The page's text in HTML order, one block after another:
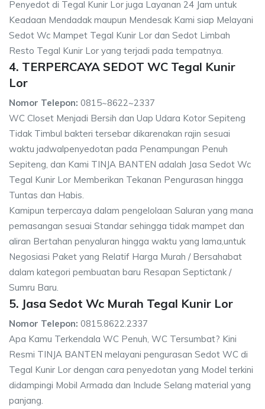
Penyedot di Tegal Kunir Lor juga Layanan 24 Jam untuk
Keadaan Mendadak maupun Mendesak Kami siap Melayani
Sedot Wc Mampet Tegal Kunir Lor dan Sedot Limbah
Resto Tegal Kunir Lor yang terjadi pada tempatnya.
4. TERPERCAYA SEDOT WC Tegal Kunir
Lor
Nomor Telepon: 0815~8622~2337
WC Closet Menjadi Bersih dan Uap Udara Kotor Sepiteng
Tidak Timbul bakteri tersebar dikarenakan rajin sesuai
waktu jadwalpenyedotan pada Penampungan Penuh
Sepiteng, dan Kami TINJA BANTEN adalah Jasa Sedot Wc
Tegal Kunir Lor Memberikan Tekanan Pengurasan hingga
Tuntas dan Habis.
Kamipun terpercaya dalam pengelolaan Saluran yang mana
pemasangan sesuai Standar sehingga tidak mampet dan
aliran Bertahan penyaluran hingga waktu yang lama,untuk
Negosiasi Paket yang Relatif Harga Murah / Bersahabat
dalam kategori pembuatan baru Resapan Septictank /
Sumru Baru.
5. Jasa Sedot Wc Murah Tegal Kunir Lor
Nomor Telepon: 0815.8622.2337
Apa Kamu Terkendala WC Penuh, WC Tersumbat? Kini
Resmi TINJA BANTEN melayani pengurasan Sedot WC di
Tegal Kunir Lor dengan cara penyedotan yang Model terkini
didampingi Mobil Armada dan Include Selang material yang
panjang.